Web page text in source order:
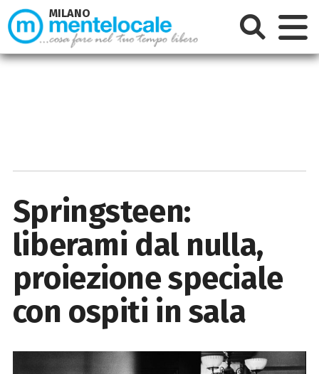
Springsteen:
liberami dal nulla,
proiezione speciale
con ospiti in sala
MILANO